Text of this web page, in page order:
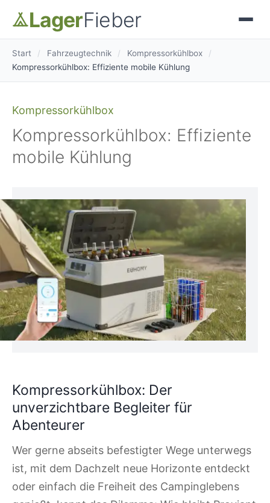
LagerFieber
Start / Fahrzeugtechnik / Kompressorkühlbox
/
Kompressorkühlbox: Effiziente mobile Kühlung
Kompressorkühlbox
Kompressorkühlbox: Effiziente
mobile Kühlung
Kompressorkühlbox: Der
unverzichtbare Begleiter für
Abenteurer
Wer gerne abseits befestigter Wege unterwegs
ist, mit dem Dachzelt neue Horizonte entdeckt
oder einfach die Freiheit des Campinglebens